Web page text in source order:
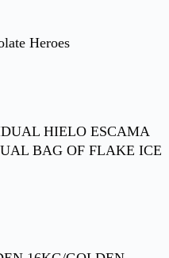
Heroes
HIELO ESCAMA
BAG OF FLAKE ICE